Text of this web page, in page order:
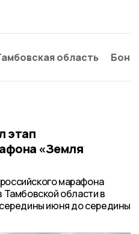
область
этап
«Земля
марафона
Тамбовской области в
июня до середины